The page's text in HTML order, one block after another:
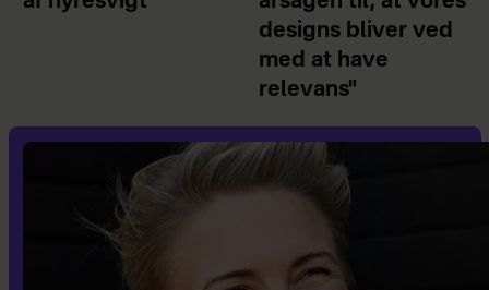
designs bliver ved
med at have
relevans"